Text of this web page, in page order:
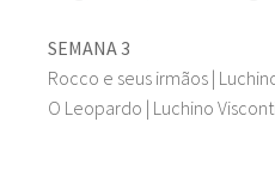
SEMANA 3
Rocco e seus irmãos |
O Leopardo | Luchino